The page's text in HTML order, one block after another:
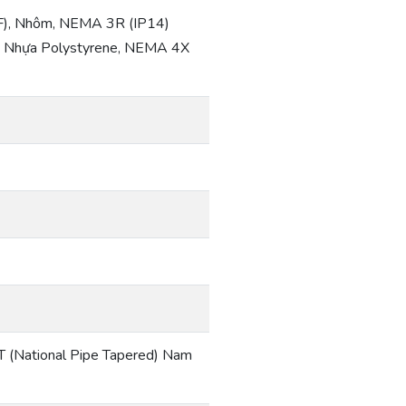
Nhôm, NEMA 3R (IP14)
Nhựa Polystyrene, NEMA 4X
Pipe Tapered) Nam